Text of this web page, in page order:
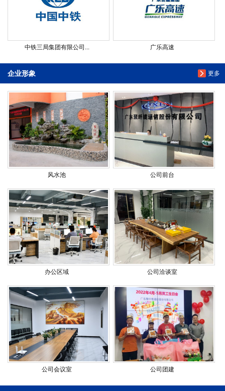
中铁三局集团有限公司... 广乐高速
更多
企业形象
风水池 公司前台
办公区域 公司洽谈室
公司会议室 公司团建